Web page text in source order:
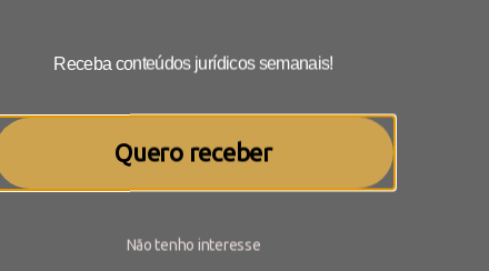
Receba conteúdos jurídicos semanais!
Quero receber
Não tenho interesse
importante de regularização é para que
cenários, a regularização da posse pode